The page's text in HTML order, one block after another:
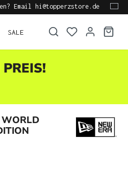
Email hi@topperzstore.de
SALE
WORLD